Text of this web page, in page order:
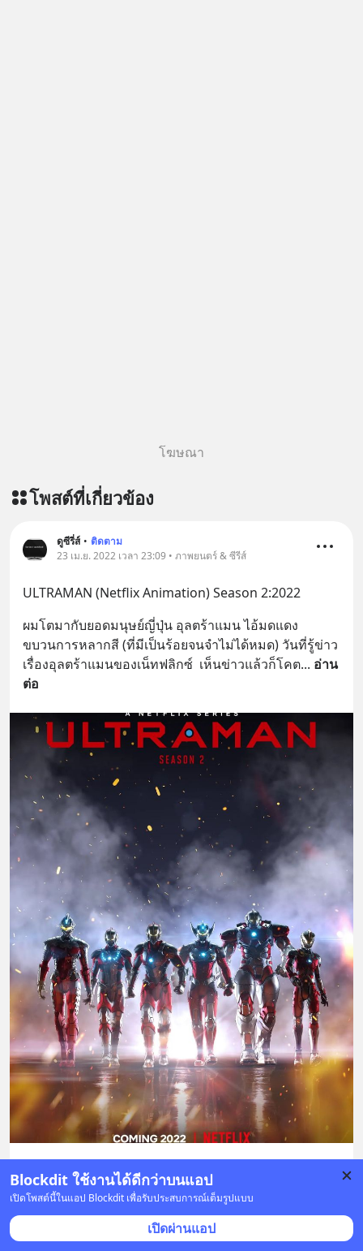
Blockdit ใช้งานได้ดีกว่าบนแอป
เปิดโพสต์นี้ในแอป Blockdit เพื่อรับประสบการณ์เต็มรูปแบบ
เปิดผ่านแอป
โฆษณา
โพสต์ที่เกี่ยวข้อง
ดูซีรี่ส์ • ติดตาม
23 เม.ย. 2022 เวลา 23:09 • ภาพยนตร์ & ซีรีส์
ULTRAMAN (Netflix Animation) Season 2:2022
ผมโตมากับยอดมนุษย์ญี่ปุ่น อุลตร้าแมน ไอ้มดแดง
ขบวนการหลากสี (ที่มีเป็นร้อยจนจำไม่ได้หมด) วันที่รู้ข่าว
เรื่องอุลตร้าแมนของเน็ทฟลิกซ์  เห็นข่าวแล้วก็โคต... อ่าน
ต่อ
1 บันทึก